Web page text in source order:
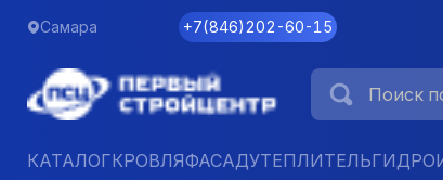
Самара +7(846)202-60-15
КАТАЛОГКРОВЛЯФАСАДУТЕПЛИТЕЛЬ